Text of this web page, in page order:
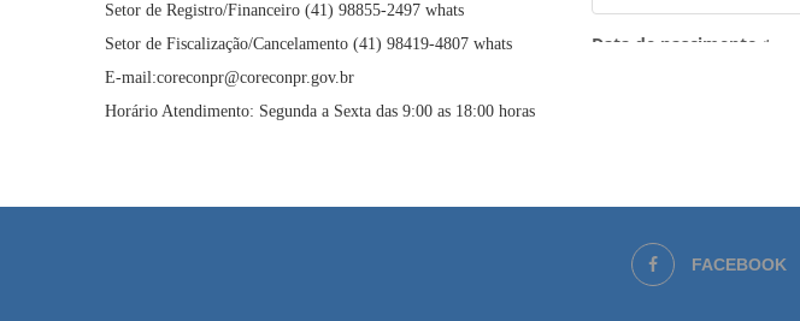
Setor de Registro/Financeiro (41) 98855-2497 whats
Setor de Fiscalização/Cancelamento (41) 98419-4807 whats
E-mail:coreconpr@coreconpr.gov.br
Horário Atendimento: Segunda a Sexta das 9:00 as 18:00 horas
FACEBOOK